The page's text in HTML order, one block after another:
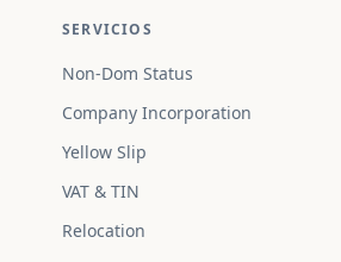
SERVICIOS
Non-Dom Status
Company Incorporation
Yellow Slip
VAT & TIN
Relocation